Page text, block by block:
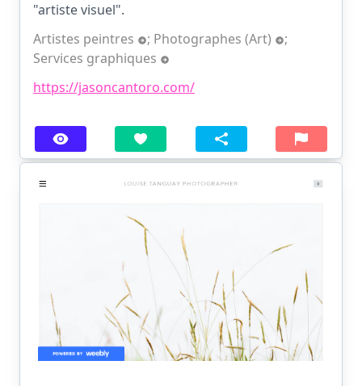
"artiste visuel".
Artistes peintres
; Photographes (Art)
;
Services graphiques
https://jasoncantoro.com/